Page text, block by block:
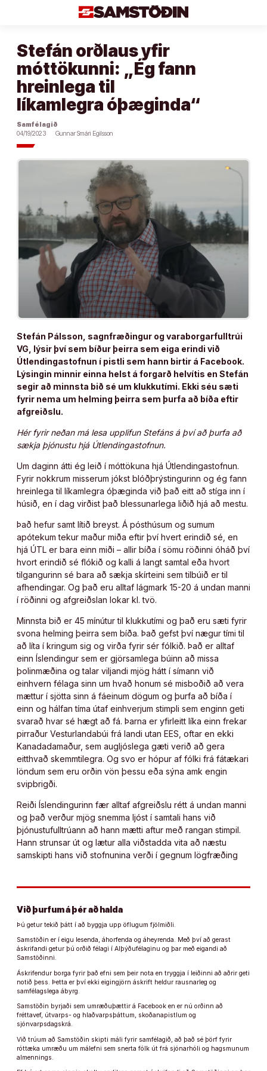
Stefán orðlaus yfir
móttökunni: „Ég fann
hreinlega til
líkamlegra óþæginda“
Samfélagið
04/19/2023
Gunnar Smári Egilsson
Stefán Pálsson, sagnfræðingur og varaborgarfulltrúi
VG, lýsir því sem bíður þeirra sem eiga erindi við
Útlendingastofnun í pistli sem hann birtir á Facebook.
Lýsingin minnir einna helst á forgarð helvítis en Stefán
segir að minnsta bið sé um klukkutími. Ekki séu sæti
fyrir nema um helming þeirra sem þurfa að bíða eftir
afgreiðslu.
Hér fyrir neðan má lesa upplifun Stefáns á því að þurfa að
sækja þjónustu hjá Útlendingastofnun.
Um daginn átti ég leið í móttökuna hjá Útlendingastofnun.
Fyrir nokkrum misserum jókst blóðþrýstingurinn og ég fann
hreinlega til líkamlegra óþæginda við það eitt að stíga inn í
húsið, en í dag virðist það blessunarlega liðið hjá að mestu.
Það hefur samt lítið breyst. Á pósthúsum og sumum
apótekum tekur maður miða eftir því hvert erindið sé, en
hjá ÚTL er bara einn miði – allir bíða í sömu röðinni óháð því
hvort erindið sé flókið og kalli á langt samtal eða hvort
tilgangurinn sé bara að sækja skírteini sem tilbúið er til
afhendingar. Og það eru alltaf lágmark 15-20 á undan manni
í röðinni og afgreiðslan lokar kl. tvö.
Minnsta bið er 45 mínútur til klukkutími og það eru sæti fyrir
svona helming þeirra sem bíða. Það gefst því nægur tími til
að líta í kringum sig og virða fyrir sér fólkið. Það er alltaf
einn Íslendingur sem er gjörsamlega búinn að missa
þolinmæðina og talar viljandi mjög hátt í símann við
einhvern félaga sinn um hvað honum sé misboðið að vera
mættur í sjötta sinn á fáeinum dögum og þurfa að bíða í
einn og hálfan tíma útaf einhverjum stimpli sem enginn geti
svarað hvar sé hægt að fá. Þarna er yfirleitt líka einn frekar
pirraður Vesturlandabúi frá landi utan EES, oftar en ekki
Kanadadamaður, sem augljóslega gæti verið að gera
eitthvað skemmtilegra. Og svo er hópur af fólki frá fátækari
löndum sem eru orðin vön þessu eða sýna amk engin
svipbrigði.
Reiði Íslendingurinn fær alltaf afgreiðslu rétt á undan manni
og það verður mjög snemma ljóst í samtali hans við
þjónustufulltrúann að hann mætti aftur með rangan stimpil.
Hann strunsar út og lætur alla viðstadda vita að næstu
samskipti hans við stofnunina verði í gegnum lögfræðing
Við þurfum á þér að halda
Þú getur tekið þátt í að byggja upp öflugum fjölmiðli.
Samstöðin er í eigu lesenda, áhorfenda og áheyrenda. Með því að gerast
áskrifandi getur þú orðið félagi í Alþýðufélaginu og þar með eigandi að
Samstöðinni.
Áskrifendur borga fyrir það efni sem þeir nota en tryggja í leiðinni að aðrir geti
notið þess. Þetta er því ekki eigingjörn áskrift heldur rausnarleg og
samfélagslega ábyrg.
Samstöðin byrjaði sem umræðuþættir á Facebook en er nú orðinn að
fréttavef, útvarps- og hlaðvarpsþáttum, skoðanapistlum og
sjónvarpsdagskrá.
Við trúum að Samstöðin skipti máli fyrir samfélagið, að það sé þörf fyrir
róttæka umræðu um málefni sem snerta fólk út frá sjónarhóli og hagsmunum
almennings.